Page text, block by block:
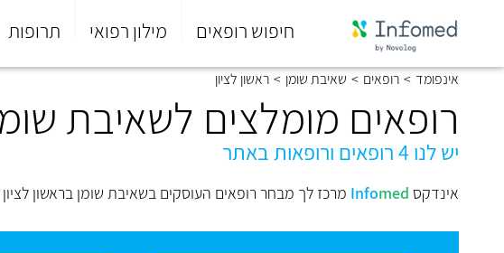
חיפוש רופאים מילון רפואי תרופות
סוף
התפריט
אינפומד > רופאים > שאיבת שומן > ראשון לציון
רופאים מומלצים לשאיבת
יש לנו 4 רופאים ורופאות באתר
אינדקס Infomed מרכז לך מבחר רופאים העוסקים בשאיבת שומן בראשון